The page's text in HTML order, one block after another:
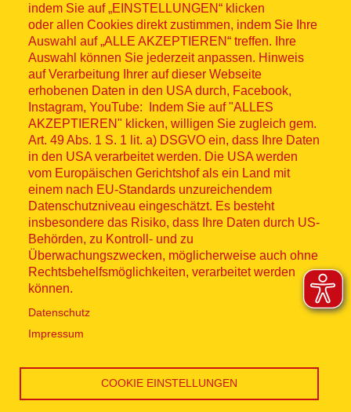
indem Sie auf „EINSTELLUNGEN“ klicken
oder allen Cookies direkt zustimmen, indem Sie Ihre
Auswahl auf „ALLE AKZEPTIEREN“ treffen. Ihre
Auswahl können Sie jederzeit anpassen. Hinweis
auf Verarbeitung Ihrer auf dieser Webseite
erhobenen Daten in den USA durch, Facebook,
Instagram, YouTube: Indem Sie auf "ALLES
AKZEPTIEREN" klicken, willigen Sie zugleich gem.
Art. 49 Abs. 1 S. 1 lit. a) DSGVO ein, dass Ihre Daten
in den USA verarbeitet werden. Die USA werden
vom Europäischen Gerichtshof als ein Land mit
einem nach EU-Standards unzureichendem
Datenschutzniveau eingeschätzt. Es besteht
insbesondere das Risiko, dass Ihre Daten durch US-
Behörden, zu Kontroll- und zu
Überwachungszwecken, möglicherweise auch ohne
Rechtsbehelfsmöglichkeiten, verarbeitet werden
können.
Datenschutz
Impressum
COOKIE EINSTELLUNGEN
© ASB 2026
Fußzeilenmenü
Impressum
Datenschutz
Kontakt
Hinweisgebersystem
Lieferkette
Widerruf
Social Media